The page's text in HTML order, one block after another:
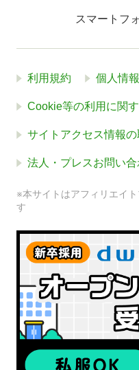
スマートフ
利用規約 個人情
Cookie等の利用に関
サイトアクセス情報
法人・プレスお問い
※本サイトはアフィリエイ
す